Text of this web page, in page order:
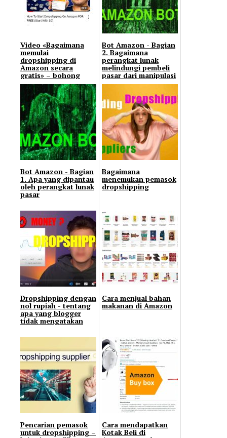
Video «Bagaimana
memulai
dropshipping di
Amazon secara
gratis» – bohong
atau benar?
Bot Amazon - Bagian
2. Bagaimana
perangkat lunak
melindungi pembeli
pasar dari manipulasi
penjual
Bot Amazon - Bagian
1. Apa yang dipantau
oleh perangkat lunak
pasar
Bagaimana
menemukan pemasok
dropshipping
Dropshipping dengan
nol rupiah - tentang
apa yang blogger
tidak mengatakan
Cara menjual bahan
makanan di Amazon
Pencarian pemasok
untuk dropshipping –
Cara mendapatkan
Kotak Beli di